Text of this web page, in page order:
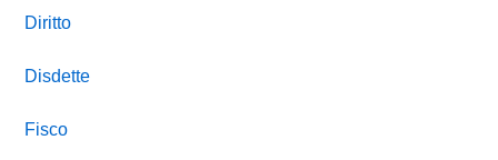
Diritto
Disdette
Fisco